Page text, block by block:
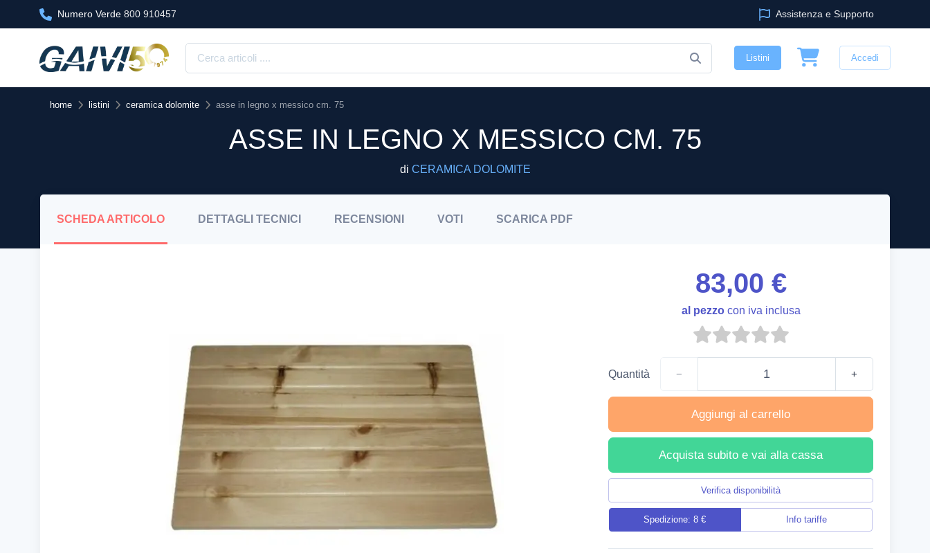
Numero Verde 800 910457 Assistenza e Supporto
Listini Accedi
home listini ceramica dolomite asse in legno x messico cm. 75
ASSE IN LEGNO X MESSICO CM. 75
di CERAMICA DOLOMITE
SCHEDA ARTICOLO DETTAGLI TECNICI RECENSIONI VOTI SCARICA PDF
83,00 €
al pezzocon iva inclusa
Quantità − +
Aggiungi al carrello
Acquista subito e vai alla cassa
Verifica disponibilità
Spedizione: 8 € Info tariffe